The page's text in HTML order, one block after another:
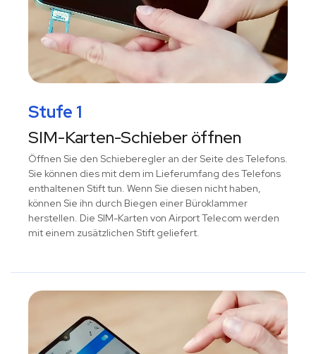
Stufe 1
SIM-Karten-Schieber öffnen
Öffnen Sie den Schieberegler an der Seite des Telefons.
Sie können dies mit dem im Lieferumfang des Telefons
enthaltenen Stift tun. Wenn Sie diesen nicht haben,
können Sie ihn durch Biegen einer Büroklammer
herstellen. Die SIM-Karten von Airport Telecom werden
mit einem zusätzlichen Stift geliefert.